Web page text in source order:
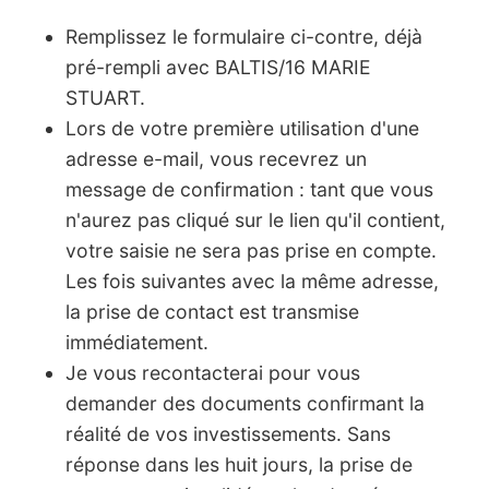
Remplissez le formulaire ci-contre, déjà
pré-rempli avec BALTIS/16 MARIE
STUART.
Lors de votre première utilisation d'une
adresse e-mail, vous recevrez un
message de confirmation : tant que vous
n'aurez pas cliqué sur le lien qu'il contient,
votre saisie ne sera pas prise en compte.
Les fois suivantes avec la même adresse,
la prise de contact est transmise
immédiatement.
Je vous recontacterai pour vous
demander des documents confirmant la
réalité de vos investissements. Sans
réponse dans les huit jours, la prise de